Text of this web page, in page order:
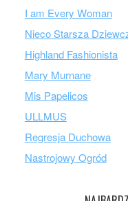
I am Every Woman
Nieco Starsza
Highland Fashionista
Mary Murnane
Mis Papelicos
ULLMUS
Regresja Duchowa
Nastrojowy Ogród